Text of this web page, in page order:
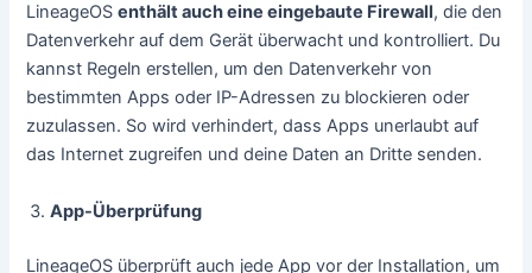
LineageOSenthält auch eine eingebaute Firewall, die den
Datenverkehr auf dem Gerät überwacht und kontrolliert. Du
kannst Regeln erstellen, um den Datenverkehr von
bestimmten Apps oder IP-Adressen zu blockieren oder
zuzulassen. So wird verhindert, dass Apps unerlaubt auf
das Internet zugreifen und deine Daten an Dritte senden.
App-Überprüfung
LineageOS überprüft auch jede App vor der Installation, um